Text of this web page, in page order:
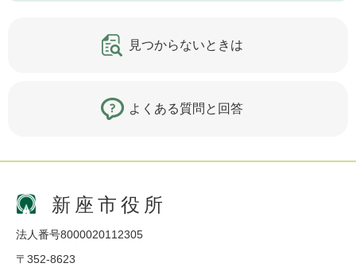
見つからないときは
よくある質問と回答
新座市役所
法人番号8000020112305
〒352-8623